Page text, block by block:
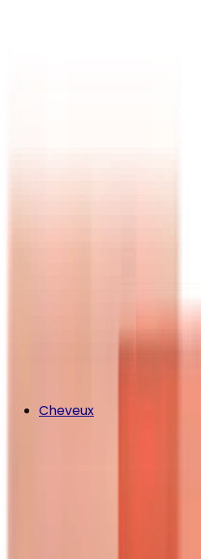
Cheveux